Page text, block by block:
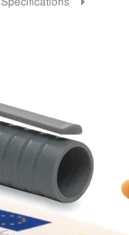
Spécifications